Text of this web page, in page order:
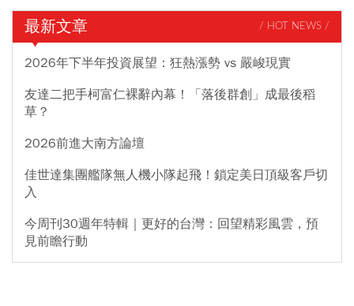
最新文章 / HOT NEWS /
2026年下半年投資展望：狂熱漲勢 vs 嚴峻現實
友達二把手柯富仁裸辭內幕！「落後群創」成最後稻
草？
2026前進大南方論壇
佳世達集團艦隊無人機小隊起飛！鎖定美日頂級客戶切
入
今周刊30週年特輯｜更好的台灣：回望精彩風雲，預
見前瞻行動